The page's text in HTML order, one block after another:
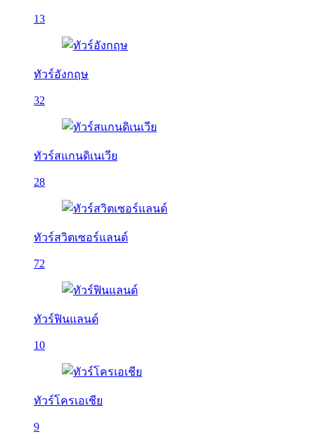
13
ทัวร์อังกฤษ
32
ทัวร์สแกนดิเนเวีย
28
ทัวร์สวิตเซอร์แลนด์
72
ทัวร์ฟินแลนด์
10
ทัวร์โครเอเชีย
9